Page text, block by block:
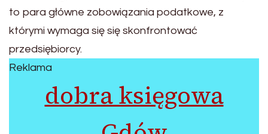
to para główne zobowiązania podatkowe, z
którymi wymaga się się skonfrontować
przedsiębiorcy.
Reklama
dobra księgowa